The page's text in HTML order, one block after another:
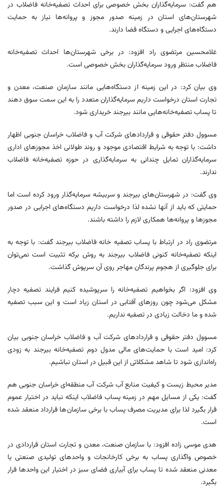
هم گفت: سرمایه‌گذاران بخش خصوصی برای احداث تصفیه‌خانه فاضلاب در
شهرستان‌های استان در زمینه صدور مجوز و پروانه‌ها نیاز به حمایت
دستگاه‌های اجرایی و دستگاه قضا دارند.
غلامحسین مرتضوی راد افزود: در برخی شهرستان‌ها احداث تصفیه‌خانه
فاضلاب منتظر ورود سرمایه‌گذاران بخش خصوصی است.
وی بیان کرد: در این زمینه از دستگاه‌هایی مانند سازمان صنعت، معدن و
تجارت استان درخواست داریم سرمایه‌گذاران متعدد را به این سمت سوق دهند
تا پساب تصفیه‌خانه‌هایی مانند بیرجند خریداری شود.
مسوول دفتر حقوقی و قراردادهای شرکت آب و فاضلاب خراسان جنوبی اظهار
داشت: با توجه به شرایط اقتصادی موجود و روند طولانی اخذ مجوزهای اداری
سرمایه‌گذاران تمایل چندانی به سرمایه‌گذاری در حوزه تصفیه‌خانه فاضلاب
ندارند.
وی گفت: در شهرستان‌های بیرجند و سربیشه سرمایه‌گذار ورود کرده است اما
حمایتی که باید از آنها نشده لذا درخواست داریم دستگاه‌های اجرایی در صدور
مجوزها و پروانه‌ها همکاری لازم را داشته باشند.
مرتضوی راد در ارتباط با پساب تصفیه خانه فاضلاب بیرجند گفت: با توجه به
اینکه تصفیه‌خانه کنونی فاضلاب بیرجند به روش برکه تثبیت است نمی‌توان
برای جلوگیری از هجوم پرندگان مهاجر روی آن سرپوش گذاشت.
وی افزود: اگر بخواهیم تصفیه‌خانه را سرپوشیده کنیم فرایند تصفیه دچار
مشکل می‌شود چون روزهای آفتابی در استان زیاد است و این سبب تصفیه
شده و ما دخالت زیادی در تصفیه نداریم.
مسوول دفتر حقوقی و قراردادهای شرکت آب و فاضلاب خراسان جنوبی بیان
کرد: امید است با حمایت‌های مالی مدول دوم تصفیه‌خانه بیرجند به زودی
راه‌اندازی شود تا شاهد مشکلاتی از این قبیل در استان نباشیم.
مدیر محیط زیست و کیفیت منابع آب شرکت آب منطقه‌ای خراسان جنوبی هم
گفت: یکی از مسایل مهم در زمینه پساب فاضلاب اینکه نباید در اختیار عموم
قرار بگیرد لذا برای مدیریت مصرف پساب با برخی سازمان‌ها قرارداد منعقد شده
است.
هدی موسی زاده افزود: با سازمان صنعت، معدن و تجارت استان قراردادی در
خصوص واگذاری پساب به برخی کارخانجات و واحدهای تولیدی صنعتی یا
معدنی منعقد شده تا پساب برای آبیاری فضای سبز در اختیار این واحدها قرار
بگیرد.